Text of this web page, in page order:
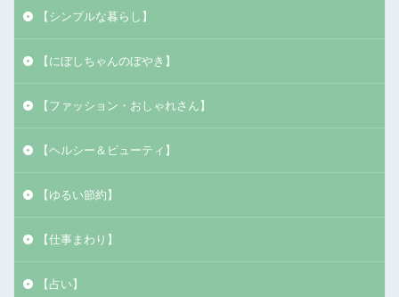
【シンプルな暮らし】
【にぼしちゃんのぼやき】
【ファッション・おしゃれさん】
【ヘルシー＆ビューティ】
【ゆるい節約】
【仕事まわり】
【占い】